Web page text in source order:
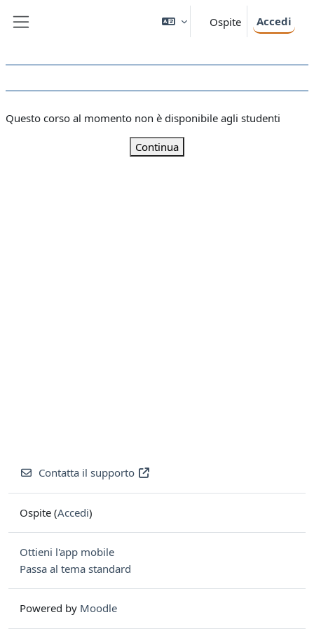
Ospite Accedi
Questo corso al momento non è disponibile agli studenti
Continua
Contatta il supporto
Ospite (Accedi)
Ottieni l'app mobile
Passa al tema standard
Powered by Moodle